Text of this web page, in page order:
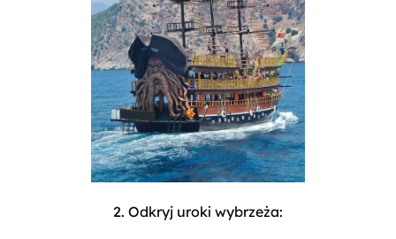
2. Odkryj uroki wybrzeża: